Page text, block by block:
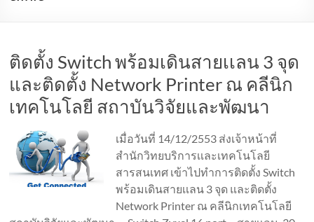
ติดตั้ง Switch พร้อมเดินสายเเลน 3 จุด
และติดตั้ง Network Printer ณ คลีนิก
เทคโนโลยี สถาบันวิจัยและพัฒนา
เมื่อวันที่ 14/12/2553 ส่งเจ้าหน้าที่
สำนักวิทยบริการเเละเทคโนโลยี
สารสนเทศ เข้าไปทำการติดตั้ง Switch
พร้อมเดินสายเเลน 3 จุด และติดตั้ง
Network Printer ณ คลีนิกเทคโนโลยี